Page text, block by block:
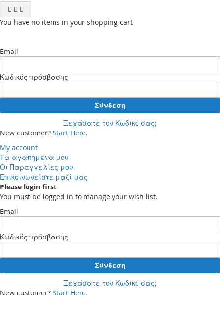
You have no items in your shopping cart
Email
Κωδικός πρόσβασης
Σύνδεση
Ξεχάσατε τον Κωδικό σας;
New customer? Start Here.
My account
Τα αγαπημένα μου
Οι Παραγγελίες μου
Επικοινωνείστε μαζί μας
Please login first
You must be logged in to manage your wish list.
Email
Κωδικός πρόσβασης
Σύνδεση
Ξεχάσατε τον Κωδικό σας;
New customer? Start Here.